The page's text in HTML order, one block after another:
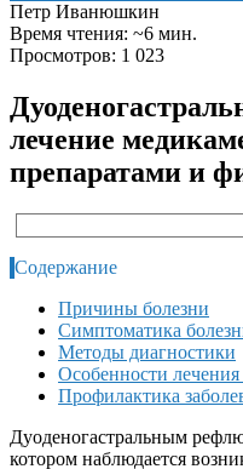
Петр Иванюшкин
Время чтения: ~6 мин.
Просмотров: 1 023
лечение
препаратами и
Содержание
Причины болезни
Симптоматика
Методы диагностики
Особенности лечения
Профилактика
Дуоденогастральным
котором наблюдается